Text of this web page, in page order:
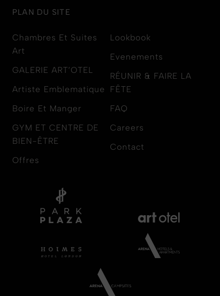
PLAN DU SITE
Chambres Et Suites
Art
GALERIE ART’OTEL
Artiste Emblematique
Boire Et Manger
GYM ET CENTRE DE
BIEN-ÊTRE
Offres
Lookbook
Evenements
RÉUNIR & FAIRE LA
FÊTE
FAQ
Careers
Contact